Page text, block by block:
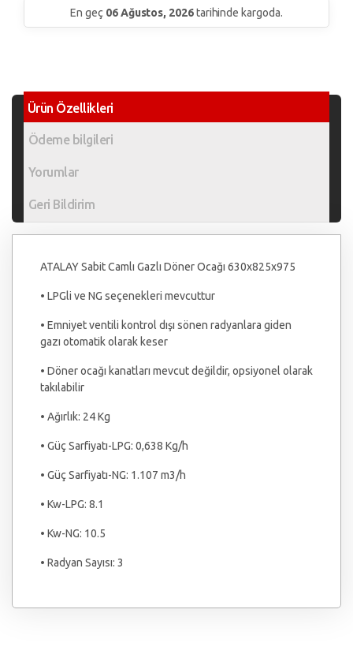
En geç 06 Ağustos, 2026tarihinde kargoda.
Ürün Özellikleri
Ödeme bilgileri
Yorumlar
Geri Bildirim
ATALAY Sabit Camlı Gazlı Döner Ocağı 630x825x975
• LPGli ve NG seçenekleri mevcuttur
• Emniyet ventili kontrol dışı sönen radyanlara giden
gazı otomatik olarak keser
• Döner ocağı kanatları mevcut değildir, opsiyonel olarak
takılabilir
• Ağırlık: 24 Kg
• Güç Sarfiyatı-LPG: 0,638 Kg/h
• Güç Sarfiyatı-NG: 1.107 m3/h
• Kw-LPG: 8.1
• Kw-NG: 10.5
• Radyan Sayısı: 3